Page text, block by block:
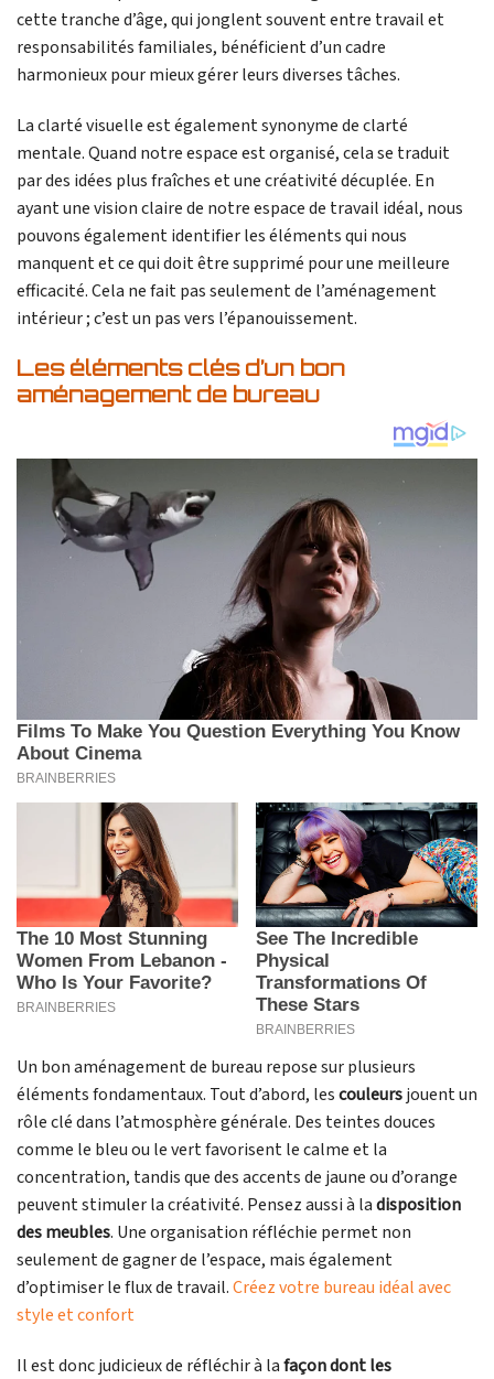
cette tranche d’âge, qui jonglent souvent entre travail et
responsabilités familiales, bénéficient d’un cadre
harmonieux pour mieux gérer leurs diverses tâches.
La clarté visuelle est également synonyme de clarté
mentale. Quand notre espace est organisé, cela se traduit
par des idées plus fraîches et une créativité décuplée. En
ayant une vision claire de notre espace de travail idéal, nous
pouvons également identifier les éléments qui nous
manquent et ce qui doit être supprimé pour une meilleure
efficacité. Cela ne fait pas seulement de l’aménagement
intérieur ; c’est un pas vers l’épanouissement.
Les éléments clés d’un bon
aménagement de bureau
Un bon aménagement de bureau repose sur plusieurs
éléments fondamentaux. Tout d’abord, lescouleursjouent un
rôle clé dans l’atmosphère générale. Des teintes douces
comme le bleu ou le vert favorisent le calme et la
concentration, tandis que des accents de jaune ou d’orange
peuvent stimuler la créativité. Pensez aussi à ladisposition
des meubles. Une organisation réfléchie permet non
seulement de gagner de l’espace, mais également
d’optimiser le flux de travail.Créez votre bureau idéal avec
style et confort
Il est donc judicieux de réfléchir à lafaçon dont les